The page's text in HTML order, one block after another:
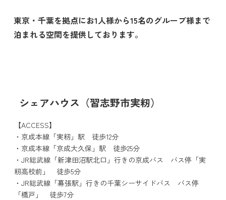
東京・千葉を拠点にお1人様から15名のグループ様まで
泊まれる空間を提供しております。
シェアハウス（習志野市実籾）
【ACCESS】
・京成本線「実籾」駅 徒歩12分
・京成本線「京成大久保」駅 徒歩25分
・JR総武線「新津田沼駅北口」行きの京成バス バス停「実
籾高校前」 徒歩5分
・JR総武線「幕張駅」行きの千葉シーサイドバス バス停
「橋戸」 徒歩7分